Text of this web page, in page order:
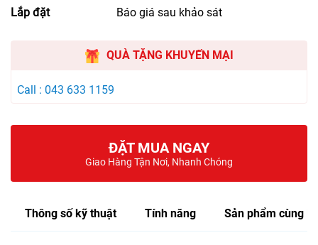
Lắp đặt
Báo giá sau khảo sát
QUÀ TẶNG KHUYẾN MẠI
Call : 043 633 1159
ĐẶT MUA NGAY
Giao Hàng Tận Nơi, Nhanh Chóng
Thông số kỹ thuật Tính năng Sản phẩm cùng